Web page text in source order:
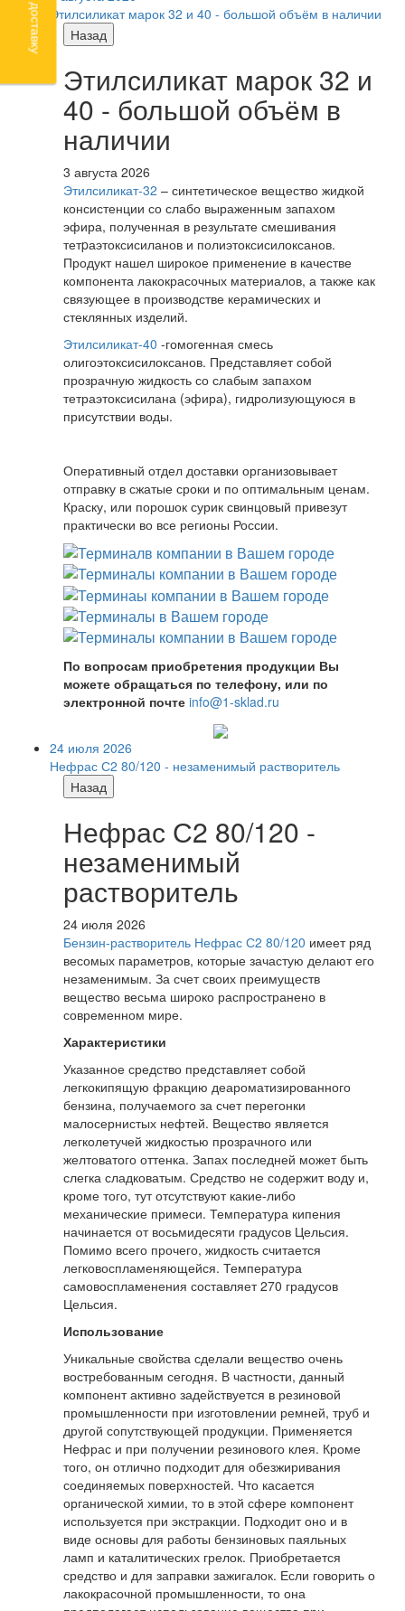
Этилсиликат марок 32 и 40 - большой объём в наличии
Назад
Этилсиликат марок 32 и
40 - большой объём в
наличии
3 августа 2026
Этилсиликат-32 – синтетическое вещество жидкой
консистенции со слабо выраженным запахом
эфира, полученная в результате смешивания
тетpаэтоксисиланов и полиэтоксисилоксанов.
Продукт нашел широкое применение в качестве
компонента лакокрасочных материалов, а также как
связующее в производстве керамических и
стеклянных изделий.
Этилсиликат-40 -гомогенная смесь
олигоэтоксисилоксанов. Представляет собой
прозрачную жидкость со слабым запахом
тетраэтоксисилана (эфира), гидролизующуюся в
присутствии воды.
Оперативный отдел доставки организовывает
отправку в сжатые сроки и по оптимальным ценам.
Краску, или порошок сурик свинцовый привезут
практически во все регионы России.
По вопросам приобретения продукции Вы
можете обращаться по телефону, или по
электронной почте info@1-sklad.ru
24 июля 2026
Нефрас С2 80/120 - незаменимый растворитель
Назад
Нефрас С2 80/120 -
незаменимый
растворитель
24 июля 2026
Бензин-растворитель Нефрас С2 80/120 имеет ряд
весомых параметров, которые зачастую делают его
незаменимым. За счет своих преимуществ
вещество весьма широко распространено в
современном мире.
Характеристики
Указанное средство представляет собой
легкокипящую фракцию деароматизированного
бензина, получаемого за счет перегонки
малосернистых нефтей. Вещество является
легколетучей жидкостью прозрачного или
желтоватого оттенка. Запах последней может быть
слегка сладковатым. Средство не содержит воду и,
кроме того, тут отсутствуют какие-либо
механические примеси. Температура кипения
начинается от восьмидесяти градусов Цельсия.
Помимо всего прочего, жидкость считается
легковоспламеняющейся. Температура
самовоспламенения составляет 270 градусов
Цельсия.
Использование
Уникальные свойства сделали вещество очень
востребованным сегодня. В частности, данный
компонент активно задействуется в резиновой
промышленности при изготовлении ремней, труб и
другой сопутствующей продукции. Применяется
Нефрас и при получении резинового клея. Кроме
того, он отлично подходит для обезжиривания
соединяемых поверхностей. Что касается
органической химии, то в этой сфере компонент
используется при экстракции. Подходит оно и в
виде основы для работы бензиновых паяльных
ламп и каталитических грелок. Приобретается
средство и для заправки зажигалок. Если говорить о
лакокрасочной промышленности, то она